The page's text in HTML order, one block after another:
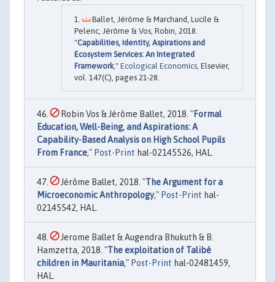
Ballet, Jérôme & Marchand, Lucile &
Pelenc, Jérôme & Vos, Robin, 2018.
"Capabilities, Identity, Aspirations and
Ecosystem Services: An Integrated
Framework," Ecological Economics, Elsevier,
vol. 147(C), pages 21-28.
Robin Vos & Jérôme Ballet, 2018. "Formal
Education, Well-Being, and Aspirations: A
Capability-Based Analysis on High School Pupils
From France," Post-Print hal-02145526, HAL.
Jérôme Ballet, 2018. "The Argument for a
Microeconomic Anthropology," Post-Print hal-
02145542, HAL.
Jerome Ballet & Augendra Bhukuth & B.
Hamzetta, 2018. "The exploitation of Talibé
children in Mauritania," Post-Print hal-02481459,
HAL.